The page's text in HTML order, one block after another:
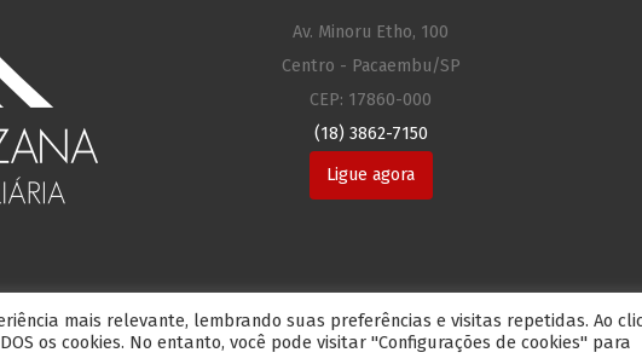
Av. Minoru Etho, 100
Centro - Pacaembu/SP
CEP: 17860-000
(18) 3862-7150
Ligue agora
Imobiliária Suzana® - Todos os direitos reservados 2017 - 2019 |Agência
mais relevante, lembrando suas preferências e visitas repetidas. Ao
os cookies. No entanto, você pode visitar "Configurações de cookies" para